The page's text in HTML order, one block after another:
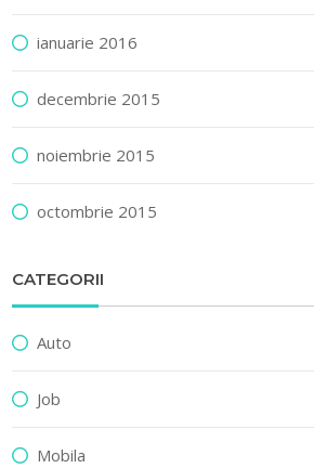
ianuarie 2016
decembrie 2015
noiembrie 2015
octombrie 2015
CATEGORII
Auto
Job
Mobila